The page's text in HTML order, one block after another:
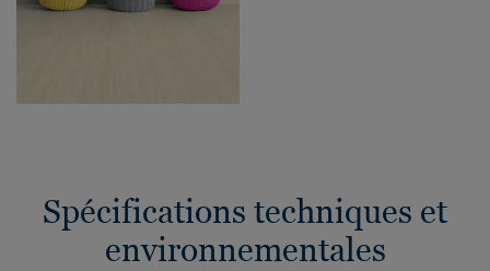
Spécifications techniques et
environnementales